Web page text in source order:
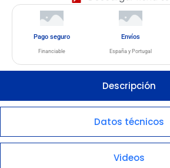
Pago seguro
Financiable
Envíos
España y Portugal
Descripción
Datos técnicos
Videos